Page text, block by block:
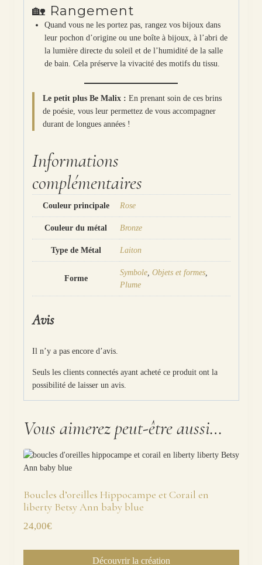
🏡 Rangement
Quand vous ne les portez pas, rangez vos bijoux dans
leur pochon d’origine ou une boîte à bijoux, à l’abri de
la lumière directe du soleil et de l’humidité de la salle
de bain. Cela préserve la vivacité des motifs du tissu.
Le petit plus Be Malix : En prenant soin de ces brins
de poésie, vous leur permettez de vous accompagner
durant de longues années !
Informations
complémentaires
Couleur principale Rose
Couleur du métal Bronze
Type de Métal Laiton
Forme
Symbole, Objets et formes,
Plume
Avis
Il n’y a pas encore d’avis.
Seuls les clients connectés ayant acheté ce produit ont la
possibilité de laisser un avis.
Vous aimerez peut-être aussi…
Boucles d’oreilles Hippocampe et Corail en
liberty Betsy Ann baby blue
24,00€
Découvrir la création